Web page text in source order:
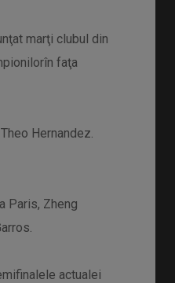
marţi clubul din
faţa
Hernandez.
Paris, Zheng
actualei